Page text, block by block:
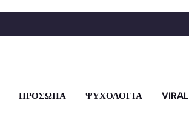
ΠΡΟΣΩΠΑ ΨΥΧΟΛΟΓΙΑ VIRAL